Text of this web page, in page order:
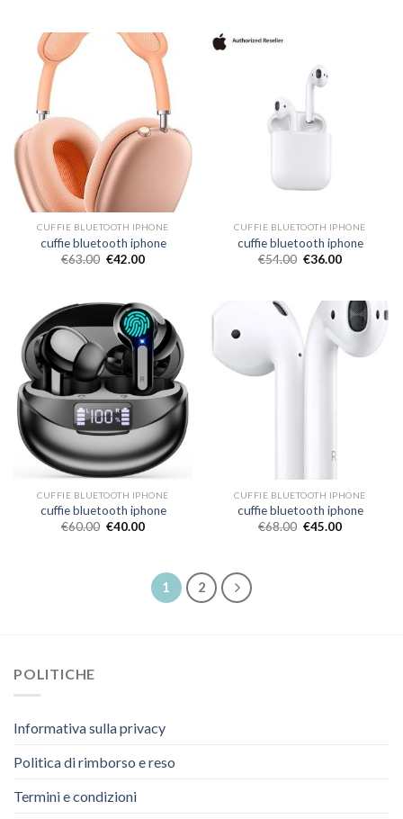
CUFFIE BLUETOOTH IPHONE
cuffie bluetooth iphone
€63.00 €42.00
CUFFIE BLUETOOTH IPHONE
cuffie bluetooth iphone
€54.00 €36.00
CUFFIE BLUETOOTH IPHONE
cuffie bluetooth iphone
€60.00 €40.00
CUFFIE BLUETOOTH IPHONE
cuffie bluetooth iphone
€68.00 €45.00
1 2
POLITICHE
Informativa sulla privacy
Politica di rimborso e reso
Termini e condizioni